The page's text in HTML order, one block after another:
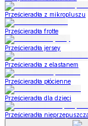
Prześcieradła z mikropluszu
Prześcieradła frotte
Prześcieradła jersey
Prześcieradła z elastanem
Prześcieradła płócienne
Prześcieradła dla dzieci
Prześcieradła